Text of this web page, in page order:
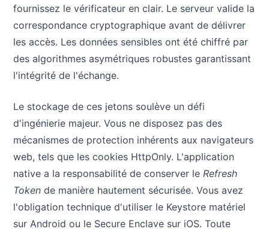
fournissez le vérificateur en clair. Le serveur valide la
correspondance cryptographique avant de délivrer
les accès. Les données sensibles ont été chiffré par
des algorithmes asymétriques robustes garantissant
l'intégrité de l'échange.
Le stockage de ces jetons soulève un défi
d'ingénierie majeur. Vous ne disposez pas des
mécanismes de protection inhérents aux navigateurs
web, tels que les cookies HttpOnly. L'application
native a la responsabilité de conserver le Refresh
Token de manière hautement sécurisée. Vous avez
l'obligation technique d'utiliser le Keystore matériel
sur Android ou le Secure Enclave sur iOS. Toute